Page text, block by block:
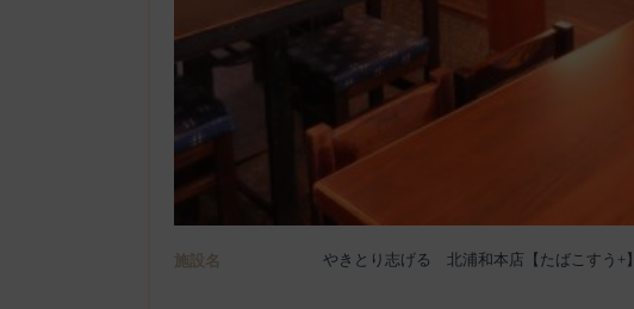
施設名 やきとり志げる 北浦和本店【たばこすう+】